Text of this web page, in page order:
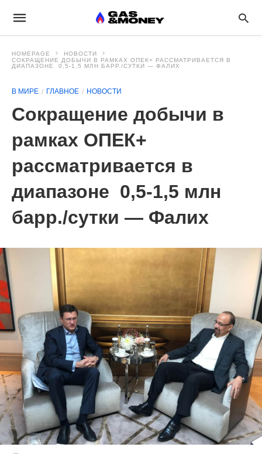
HOMEPAGE
НОВОСТИ
СОКРАЩЕНИЕ ДОБЫЧИ В РАМКАХ ОПЕК+ РАССМАТРИВАЕТСЯ В
ДИАПАЗОНЕ 0,5-1,5 МЛН БАРР./СУТКИ — ФАЛИХ
В МИРЕ ГЛАВНОЕ НОВОСТИ
Сокращение добычи в
рамках ОПЕК+
рассматривается в
диапазоне 0,5-1,5 млн
барр./сутки — Фалих